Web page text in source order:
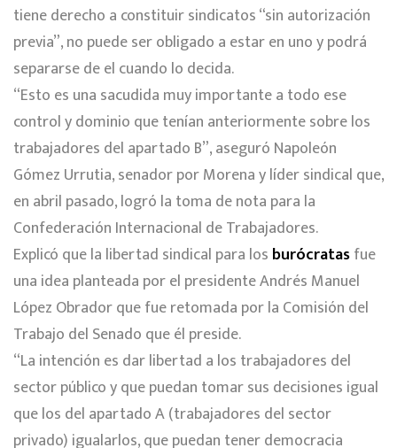
tiene derecho a constituir sindicatos “sin autorización
previa”, no puede ser obligado a estar en uno y podrá
separarse de el cuando lo decida.
“Esto es una sacudida muy importante a todo ese
control y dominio que tenían anteriormente sobre los
trabajadores del apartado B”, aseguró Napoleón
Gómez Urrutia, senador por Morena y líder sindical que,
en abril pasado, logró la toma de nota para la
Confederación Internacional de Trabajadores.
Explicó que la libertad sindical para los burócratasfue
una idea planteada por el presidente Andrés Manuel
López Obrador que fue retomada por la Comisión del
Trabajo del Senado que él preside.
“La intención es dar libertad a los trabajadores del
sector público y que puedan tomar sus decisiones igual
que los del apartado A (trabajadores del sector
privado) igualarlos, que puedan tener democracia